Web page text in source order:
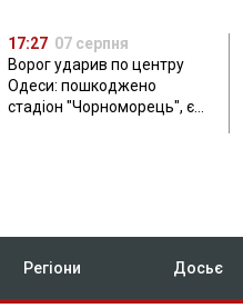
17:27 07 серпня
Ворог ударив по центру
Одеси: пошкоджено
стадіон "Чорноморець", є
Регіони Досьє